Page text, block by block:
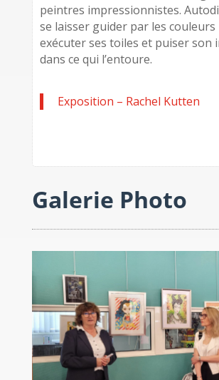
peintres impressionnistes.
se laisser guider par les
exécuter ses toiles et puiser son
dans ce qui l’entoure.
Exposition – Rachel Kutten
Galerie Photo